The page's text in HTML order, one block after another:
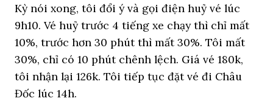
Kỳ nói xong, tôi đổi ý và gọi điện huỷ vé lúc
9h10. Vé huỷ trước 4 tiếng xe chạy thì chỉ mất
10%, trước hơn 30 phút thì mất 30%. Tôi mất
30%, chỉ có 10 phút chênh lệch. Giá vé 180k,
tôi nhận lại 126k. Tôi tiếp tục đặt vé đi Châu
Đốc lúc 14h.